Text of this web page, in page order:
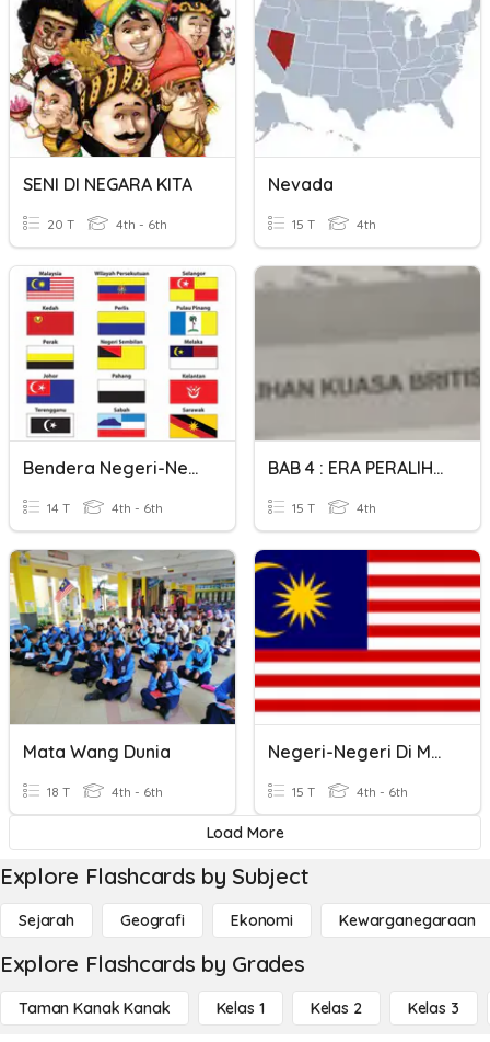
SENI DI NEGARA KITA
20 T 4th - 6th
Nevada
15 T 4th
Bendera Negeri-Negeri Di Malaysia
14 T 4th - 6th
BAB 4 : ERA PERALIHAN BRITISH DI NEGARA KITA
15 T 4th
Mata Wang Dunia
18 T 4th - 6th
Negeri-Negeri Di Malaysia
15 T 4th - 6th
Load More
Explore Flashcards by Subject
Sejarah Geografi Ekonomi Kewarganegaraan
Explore Flashcards by Grades
Taman Kanak Kanak Kelas 1 Kelas 2 Kelas 3